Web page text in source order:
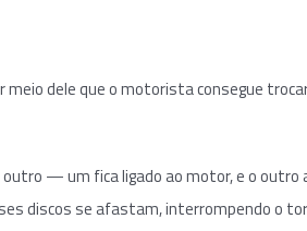
dele que o motorista consegue
— um fica ligado ao motor, e o outro
discos se afastam, interrompendo o